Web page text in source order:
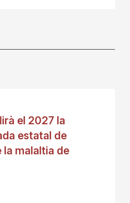
el 2027 la
estatal de
la malaltia de